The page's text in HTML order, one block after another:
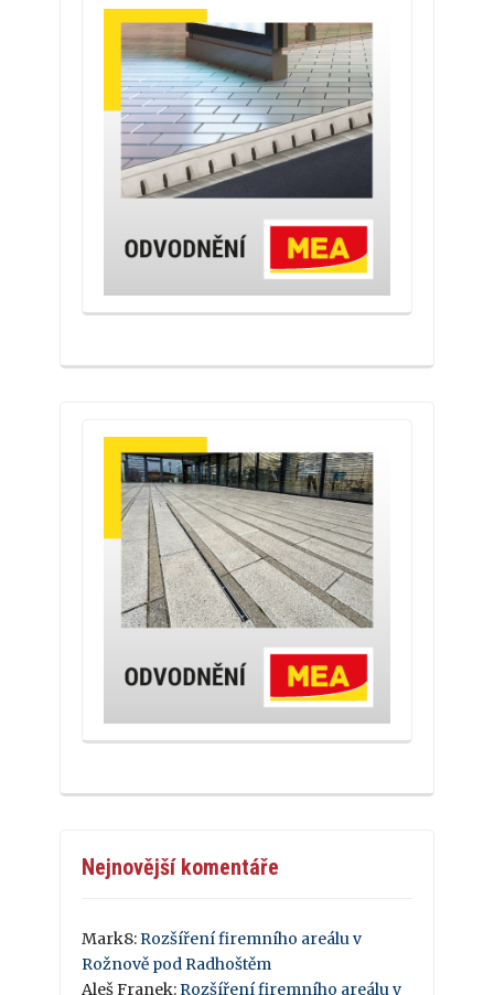
Nejnovější komentáře
Mark8:Rozšíření firemního areálu v
Rožnově pod Radhoštěm
Aleš Franek:Rozšíření firemního areálu v